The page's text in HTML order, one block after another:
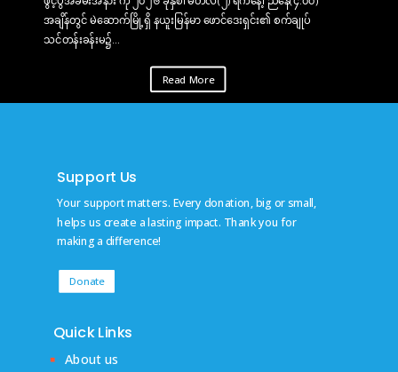
အချိန်တွင် မဲဆောက်မြို့ရှိ နယူးမြန်မာ ဖောင်ဒေးရှင်း၏ စက်ချုပ်
သင်တန်းခန်းမ၌...
Read More
Support Us
Your support matters. Every donation, big or small,
helps us create a lasting impact. Thank you for
making a difference!
Donate
Quick Links
About us